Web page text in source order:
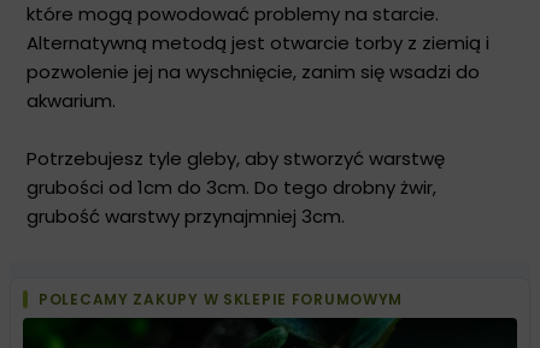
które mogą powodować problemy na starcie.
Alternatywną metodą jest otwarcie torby z ziemią i
pozwolenie jej na wyschnięcie, zanim się wsadzi do
akwarium.
Potrzebujesz tyle gleby, aby stworzyć warstwę
grubości od 1cm do 3cm. Do tego drobny żwir,
grubość warstwy przynajmniej 3cm.
POLECAMY ZAKUPY W SKLEPIE FORUMOWYM